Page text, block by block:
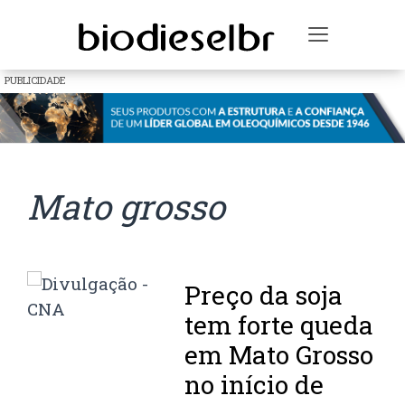
Toggle
PUBLICIDADE
Mato grosso
Preço da soja
tem forte queda
em Mato Grosso
no início de